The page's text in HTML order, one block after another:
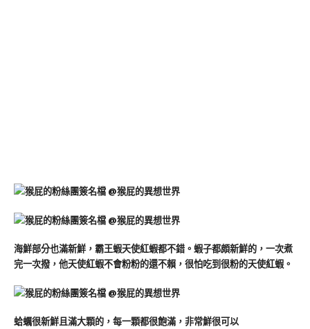
海鮮部分也滿新鮮，霸王蝦天使紅蝦都不錯。蝦子都頗新鮮的，一次煮
完一次撥，他天使紅蝦不會粉粉的還不賴，很怕吃到很粉的天使紅蝦。
蛤蠣很新鮮且滿大顆的，每一顆都很飽滿，非常鮮很可以